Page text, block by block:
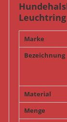
Leuchtring
Marke
Bezeichnung
Material
Menge